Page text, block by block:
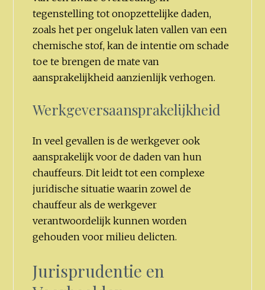
tegenstelling tot onopzettelijke daden,
zoals het per ongeluk laten vallen van een
chemische stof, kan de intentie om schade
toe te brengen de mate van
aansprakelijkheid aanzienlijk verhogen.
Werkgeversaansprakelijkheid
In veel gevallen is de werkgever ook
aansprakelijk voor de daden van hun
chauffeurs. Dit leidt tot een complexe
juridische situatie waarin zowel de
chauffeur als de werkgever
verantwoordelijk kunnen worden
gehouden voor milieu delicten.
Jurisprudentie en